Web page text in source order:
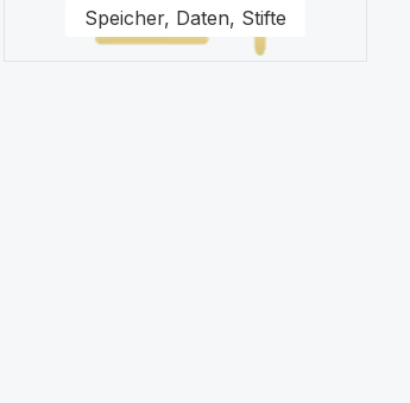
Speicher, Daten, Stifte